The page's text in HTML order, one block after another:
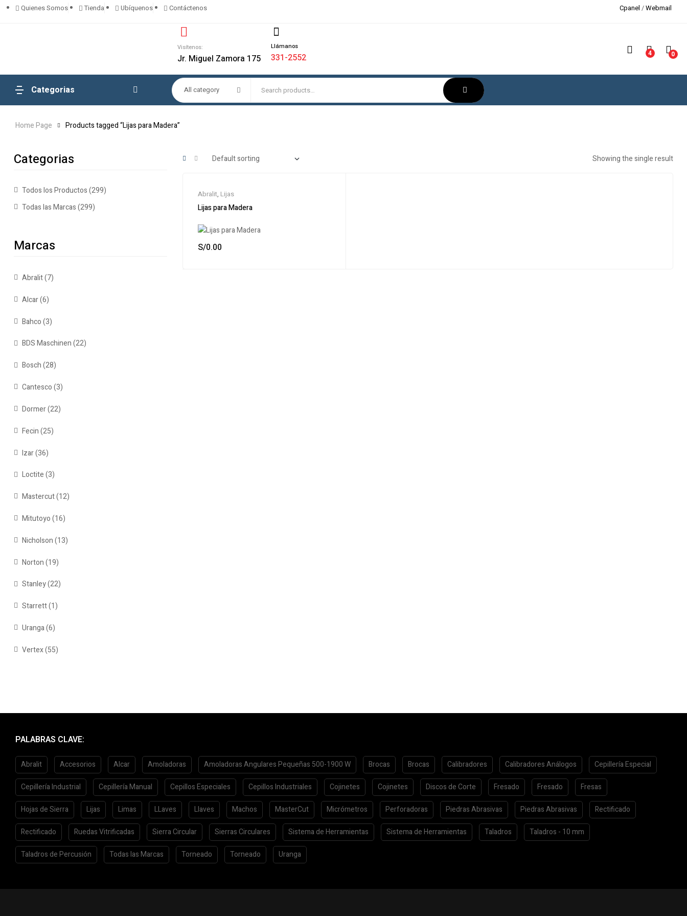
Quienes Somos Tienda Ubíquenos Contáctenos Cpanel /Webmail
Visítenos:
Jr. Miguel Zamora 175
Llámanos
331-2552 4 0
Categorias All category
Home Page Products tagged “Lijas para Madera”
Showing the single result
Abralit, Lijas
Lijas para Madera
S/0.00
Categorias
Todos los Productos(299)
Todas las Marcas(299)
Marcas
Abralit(7)
Alcar(6)
Bahco(3)
BDS Maschinen(22)
Bosch(28)
Cantesco(3)
Dormer(22)
Fecin(25)
Izar(36)
Loctite(3)
Mastercut(12)
Mitutoyo(16)
Nicholson(13)
Norton(19)
Stanley(22)
Starrett(1)
Uranga(6)
Vertex(55)
PALABRAS CLAVE:
Abralit Accesorios Alcar Amoladoras Amoladoras Angulares Pequeñas 500-1900 W Brocas Brocas Calibradores Calibradores Análogos Cepillería Especial
Cepillería Industrial Cepillería Manual Cepillos Especiales Cepillos Industriales Cojinetes Cojinetes Discos de Corte Fresado Fresado Fresas
Hojas de Sierra Lijas Limas LLaves Llaves Machos MasterCut Micrómetros Perforadoras Piedras Abrasivas Piedras Abrasivas Rectificado
Rectificado Ruedas Vitrificadas Sierra Circular Sierras Circulares Sistema de Herramientas Sistema de Herramientas Taladros Taladros - 10 mm
Taladros de Percusión Todas las Marcas Torneado Torneado Uranga